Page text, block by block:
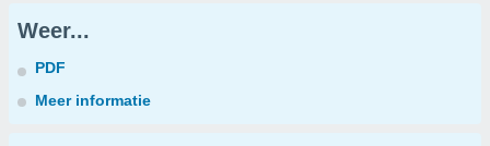
Weer...
PDF
Meer informatie